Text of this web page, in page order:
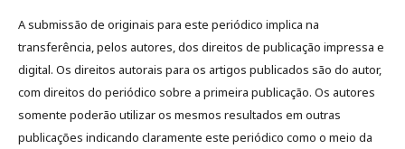
A submissão de originais para este periódico implica na
transferência, pelos autores, dos direitos de publicação impressa e
digital. Os direitos autorais para os artigos publicados são do autor,
com direitos do periódico sobre a primeira publicação. Os autores
somente poderão utilizar os mesmos resultados em outras
publicações indicando claramente este periódico como o meio da